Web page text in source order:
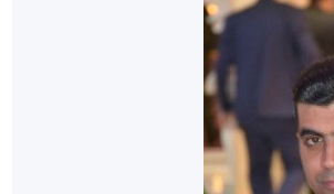
بهادار